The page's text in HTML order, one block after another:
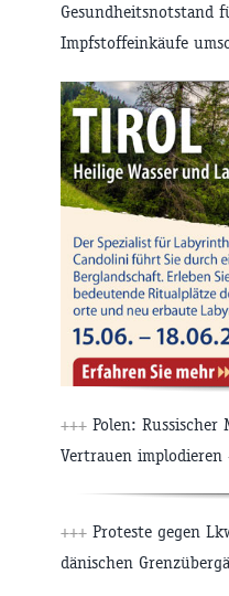
Gesundheitsnotstand
Impfstoffeinkäufe
+++ Polen: Russischer
Vertrauen implodieren
+++ Proteste gegen
dänischen